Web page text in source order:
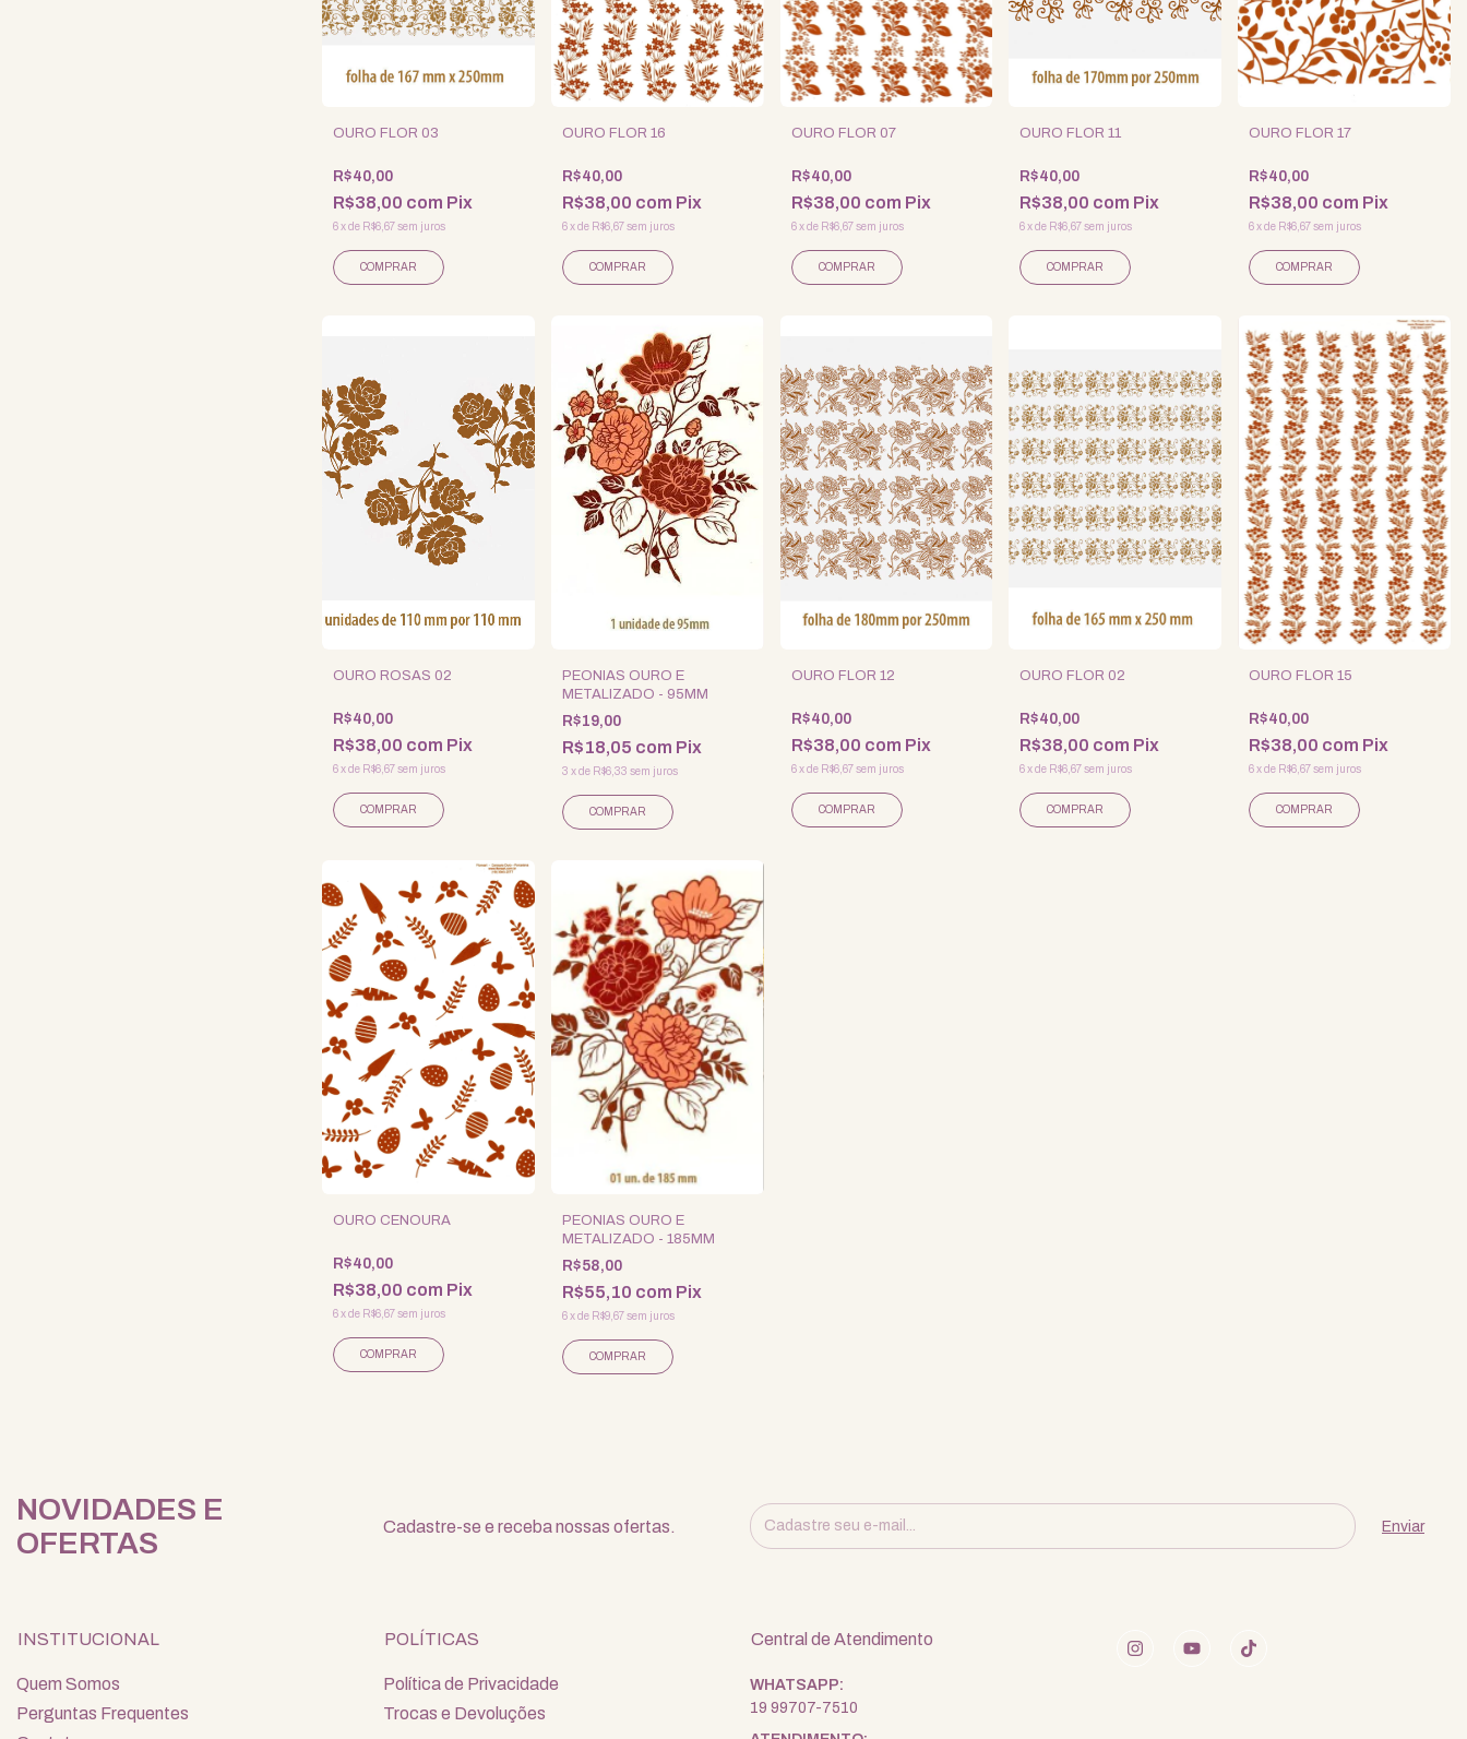
OURO FLOR 03
R$40,00
R$38,00 com Pix
6xde R$6,67 sem juros
OURO FLOR 16
R$40,00
R$38,00 com Pix
6 xde R$6,67 sem juros
OURO FLOR 07
R$40,00
R$38,00 com Pix
6 xde R$6,67 sem juros
OURO FLOR 11
R$40,00
R$38,00 com Pix
6 xde R$6,67 sem juros
OURO FLOR 17
R$40,00
R$38,00 com Pix
6xde R$6,67 sem juros
OURO ROSAS 02
R$40,00
R$38,00 com Pix
6xde R$6,67sem juros
PEONIAS OURO E
METALIZADO - 95MM
R$19,00
R$18,05 com Pix
3 xde R$6,33 sem juros
OURO FLOR 12
R$40,00
R$38,00 com Pix
6 xde R$6,67 sem juros
OURO FLOR 02
R$40,00
R$38,00 com Pix
6 xde R$6,67 sem juros
OURO FLOR 15
R$40,00
R$38,00 com Pix
6xde R$6,67sem juros
OURO CENOURA
R$40,00
R$38,00 com Pix
6xde R$6,67sem juros
PEONIAS OURO E
METALIZADO - 185MM
R$58,00
R$55,10 com Pix
6 xde R$9,67 sem juros
NOVIDADES E
OFERTAS
Cadastre-se e receba nossas ofertas.
INSTITUCIONAL
Quem Somos
Perguntas Frequentes
POLÍTICAS
Política de Privacidade
Trocas e Devoluções
Central de Atendimento
19 99707-7510